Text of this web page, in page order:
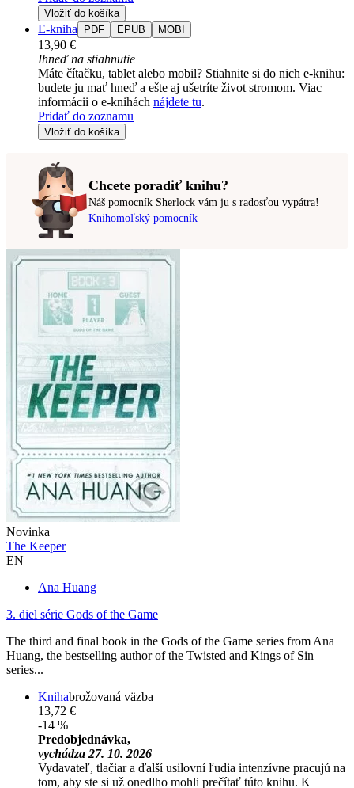
Vložiť do košíka
E-kniha PDF EPUB MOBI
13,90 €
Ihneď na stiahnutie
Máte čítačku, tablet alebo mobil? Stiahnite si do nich e-knihu:
budete ju mať hneď a ešte aj ušetríte život stromom. Viac
informácii o e-knihách nájdete tu.
Pridať do zoznamu
Vložiť do košíka
Chcete poradiť knihu?
Náš pomocník Sherlock vám ju s radosťou vypátra!
Knihomoľský pomocník
Novinka
The Keeper
EN
Ana Huang
3. diel série Gods of the Game
The third and final book in the Gods of the Game series from Ana
Huang, the bestselling author of the Twisted and Kings of Sin
series...
Knihabrožovaná väzba
13,72 €
-14 %
Predobjednávka,
vychádza 27. 10. 2026
Vydavateľ, tlačiar a ďalší usilovní ľudia intenzívne pracujú na
tom, aby ste si už onedlho mohli prečítať túto knihu. K